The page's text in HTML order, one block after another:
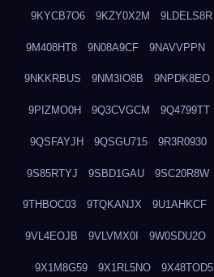
9KYCB7O6 9KZY0X2M 9LDELS8R
9M408HT8 9N08A9CF 9NAVVPPN
9NKKRBUS 9NM3IO8B 9NPDK8EO
9PIZMO0H 9Q3CVGCM 9Q4799TT
9QSFAYJH 9QSGU715 9R3R0930
9S85RTYJ 9SBD1GAU 9SC20R8W
9THBOC03 9TQKANJX 9U1AHKCF
9VL4EOJB 9VLVMX0I 9W0SDU2O
9X1M8G59 9X1RL5NO 9X48TOD5